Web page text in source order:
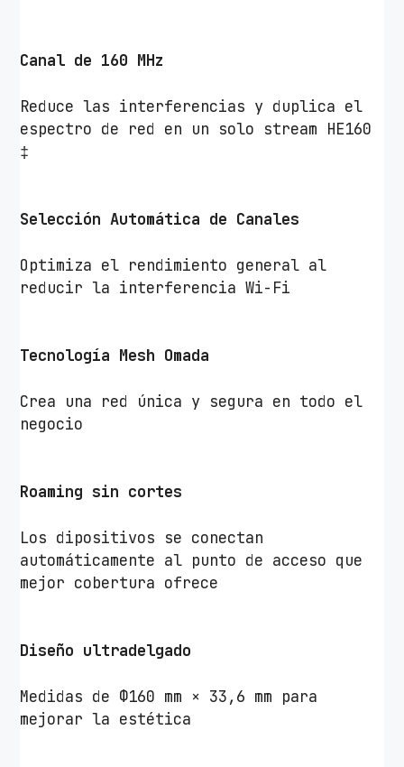
8
2
.
1
1
x
/
c
/
n
b
/
a
t
i
d
Canal de 160 MHz
Reduce las interferencias y duplica el
espectro de red en un solo stream HE160
‡
Selección Automática de Canales
Optimiza el rendimiento general al
reducir la interferencia Wi-Fi
Tecnología Mesh Omada
Crea una red única y segura en todo el
negocio
Roaming sin cortes
Los dipositivos se conectan
automáticamente al punto de acceso que
mejor cobertura ofrece
Diseño ultradelgado
Medidas de Φ160 mm × 33,6 mm para
mejorar la estética